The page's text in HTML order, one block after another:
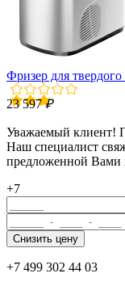
Фризер для
23 597₽
Уважаемый клиент!
Наш специалист
предложенной Вами
+7
+7 499 302 44 03